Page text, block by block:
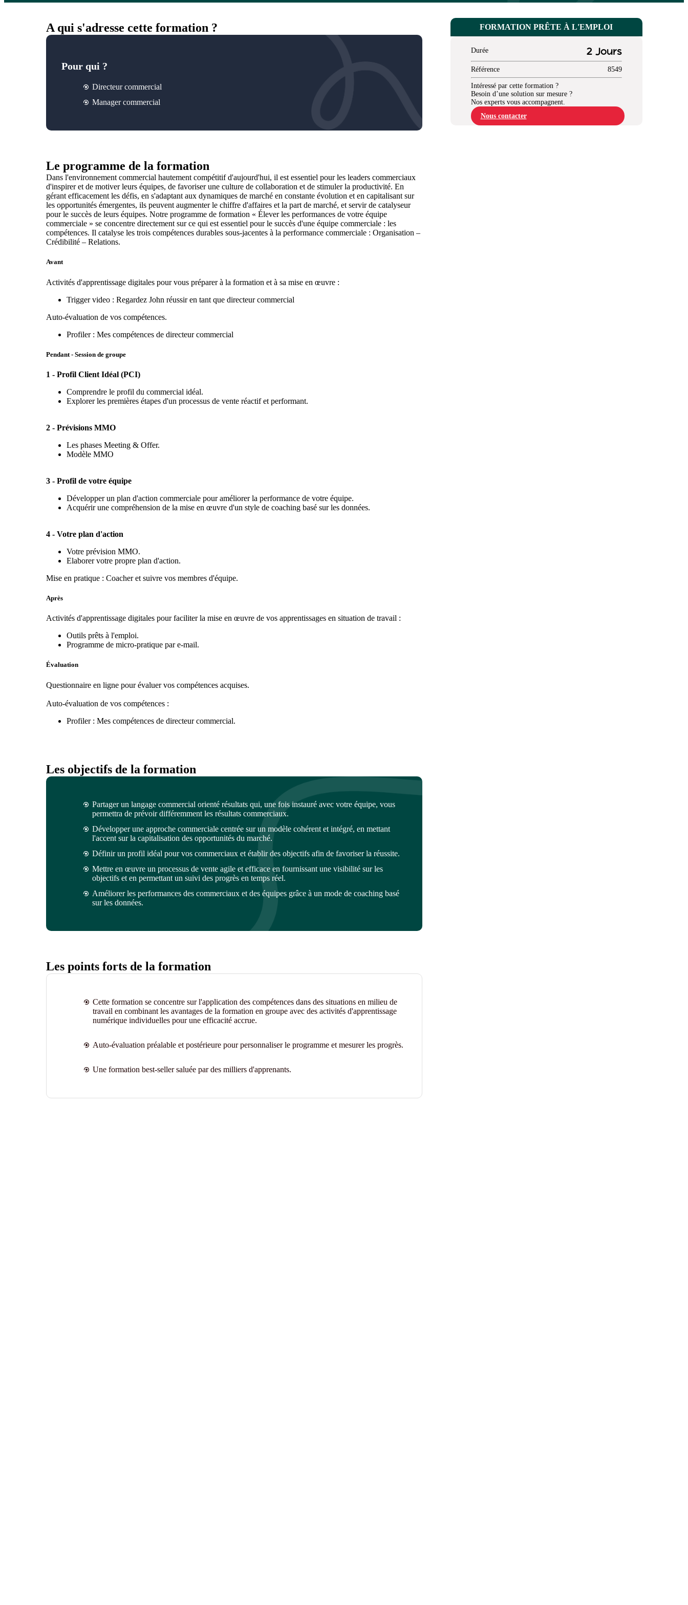
FORMATION PRÊTE À L'EMPLOI
Durée 2 Jours
Référence 8549
Intéressé par cette formation ?
Besoin d’une solution sur mesure ?
Nos experts vous accompagnent.
Nous contacter
A qui s'adresse cette formation ?
Pour qui ?
Directeur commercial
Manager commercial
Le programme de la formation
Dans l'environnement commercial hautement compétitif d'aujourd'hui, il est essentiel pour les leaders commerciaux
d'inspirer et de motiver leurs équipes, de favoriser une culture de collaboration et de stimuler la productivité. En
gérant efficacement les défis, en s'adaptant aux dynamiques de marché en constante évolution et en capitalisant sur
les opportunités émergentes, ils peuvent augmenter le chiffre d'affaires et la part de marché, et servir de catalyseur
pour le succès de leurs équipes. Notre programme de formation « Élever les performances de votre équipe
commerciale » se concentre directement sur ce qui est essentiel pour le succès d'une équipe commerciale : les
compétences. Il catalyse les trois compétences durables sous-jacentes à la performance commerciale : Organisation –
Crédibilité – Relations.
Avant
Activités d'apprentissage digitales pour vous préparer à la formation et à sa mise en œuvre :
Trigger video : Regardez John réussir en tant que directeur commercial
Auto-évaluation de vos compétences.
Profiler : Mes compétences de directeur commercial
Pendant - Session de groupe
1 - Profil Client Idéal (PCI)
Comprendre le profil du commercial idéal.
Explorer les premières étapes d'un processus de vente réactif et performant.
2 - Prévisions MMO
Les phases Meeting & Offer.
Modèle MMO
3 - Profil de votre équipe
Développer un plan d'action commerciale pour améliorer la performance de votre équipe.
Acquérir une compréhension de la mise en œuvre d'un style de coaching basé sur les données.
4 - Votre plan d'action
Votre prévision MMO.
Elaborer votre propre plan d'action.
Mise en pratique : Coacher et suivre vos membres d'équipe.
Après
Activités d'apprentissage digitales pour faciliter la mise en œuvre de vos apprentissages en situation de travail :
Outils prêts à l'emploi.
Programme de micro-pratique par e-mail.
Évaluation
Questionnaire en ligne pour évaluer vos compétences acquises.
Auto-évaluation de vos compétences :
Profiler : Mes compétences de directeur commercial.
Les objectifs de la formation
Partager un langage commercial orienté résultats qui, une fois instauré avec votre équipe, vous
permettra de prévoir différemment les résultats commerciaux.
Développer une approche commerciale centrée sur un modèle cohérent et intégré, en mettant
l'accent sur la capitalisation des opportunités du marché.
Définir un profil idéal pour vos commerciaux et établir des objectifs afin de favoriser la réussite.
Mettre en œuvre un processus de vente agile et efficace en fournissant une visibilité sur les
objectifs et en permettant un suivi des progrès en temps réel.
Améliorer les performances des commerciaux et des équipes grâce à un mode de coaching basé
sur les données.
Les points forts de la formation
Cette formation se concentre sur l'application des compétences dans des situations en milieu de
travail en combinant les avantages de la formation en groupe avec des activités d'apprentissage
numérique individuelles pour une efficacité accrue.
Auto-évaluation préalable et postérieure pour personnaliser le programme et mesurer les progrès.
Une formation best-seller saluée par des milliers d'apprenants.